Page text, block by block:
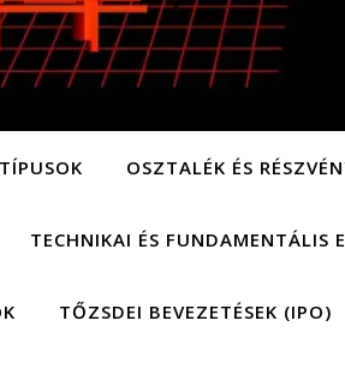
OSZTALÉK ÉS
TECHNIKAI ÉS FUNDAMENTÁLIS
TŐZSDEI BEVEZETÉSEK (IPO)